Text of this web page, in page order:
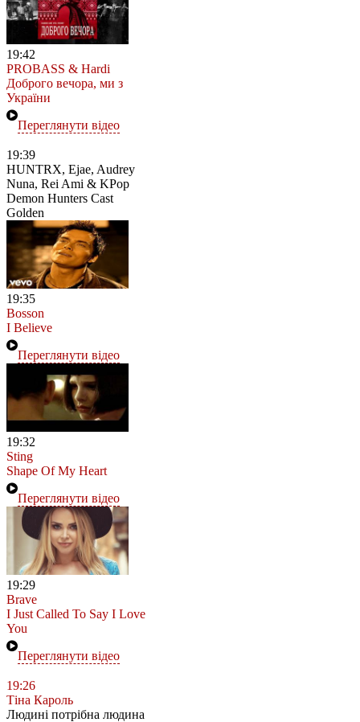
19:42
PROBASS & Hardi
Доброго вечора, ми з
України
Переглянути відео
19:39
HUNTRX, Ejae, Audrey
Nuna, Rei Ami & KPop
Demon Hunters Cast
Golden
19:35
Bosson
I Believe
Переглянути відео
19:32
Sting
Shape Of My Heart
Переглянути відео
19:29
Brave
I Just Called To Say I Love
You
Переглянути відео
19:26
Тіна Кароль
Людині потрібна людина